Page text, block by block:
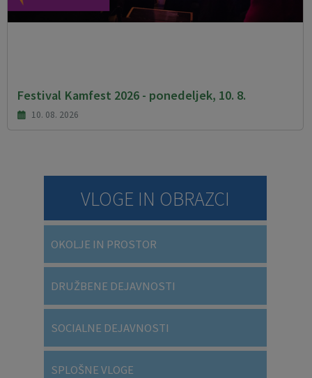
Festival Kamfest 2026 - ponedeljek, 10. 8.
10. 08. 2026
VLOGE IN OBRAZCI
OKOLJE IN PROSTOR
DRUŽBENE DEJAVNOSTI
SOCIALNE DEJAVNOSTI
SPLOŠNE VLOGE